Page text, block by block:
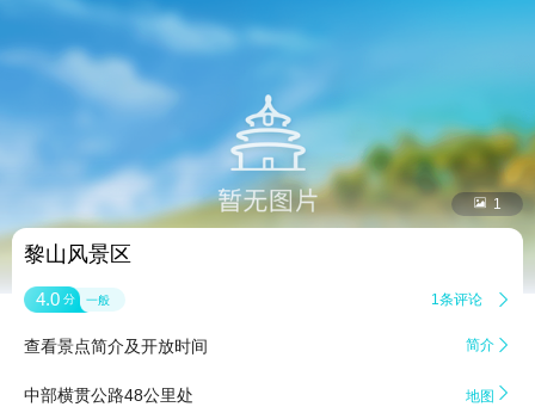
 1
黎山风景区
4.0 分 一般 1条评论 
查看景点简介及开放时间 简介 
中部横贯公路48公里处 地图 